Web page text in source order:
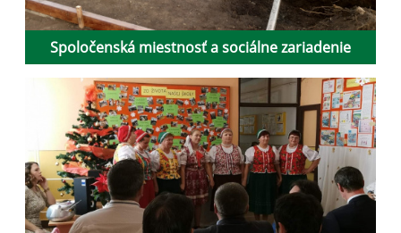
Spoločenská miestnosť a sociálne zariadenie